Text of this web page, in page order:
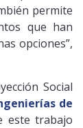
permite
que han
opciones”,
Social
de
este trabajo